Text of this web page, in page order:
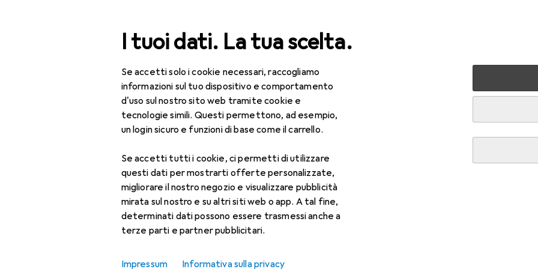
I tuoi dati. La tua scelta.
Se accetti solo i cookie necessari, raccogliamo
informazioni sul tuo dispositivo e comportamento
d'uso sul nostro sito web tramite cookie e
tecnologie simili. Questi permettono, ad esempio,
un login sicuro e funzioni di base come il carrello.
Se accetti tutti i cookie, ci permetti di utilizzare
questi dati per mostrarti offerte personalizzate,
migliorare il nostro negozio e visualizzare pubblicità
mirata sul nostro e su altri siti web o app. A tal fine,
determinati dati possono essere trasmessi anche a
terze parti e partner pubblicitari.
Impressum Informativa sulla privacy
Cerca
Tutte le categorie IT + Multimedia